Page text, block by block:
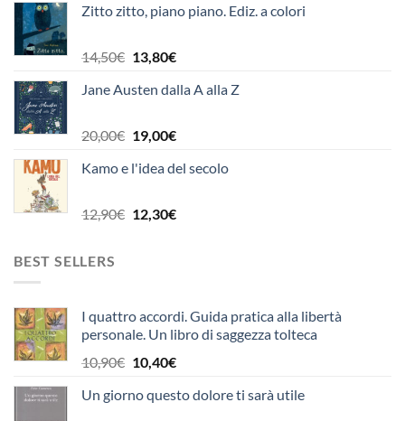
originale
9,90€.
attuale
9,40€.
Zitto zitto, piano piano. Ediz. a colori
14,50€ Il
originale
14,50€.
13,80€Il
attuale
13,80€.
Jane Austen dalla A alla Z
20,00€ Il
originale
20,00€.
19,00€Il
attuale
19,00€.
Kamo e l'idea del secolo
12,90€ Il
12,30€Il
BEST SELLERS
I quattro accordi. Guida pratica alla libertà
personale. Un libro di saggezza tolteca
10,90€ Il
originale
10,40€Il
attuale
Un giorno questo dolore ti sarà utile